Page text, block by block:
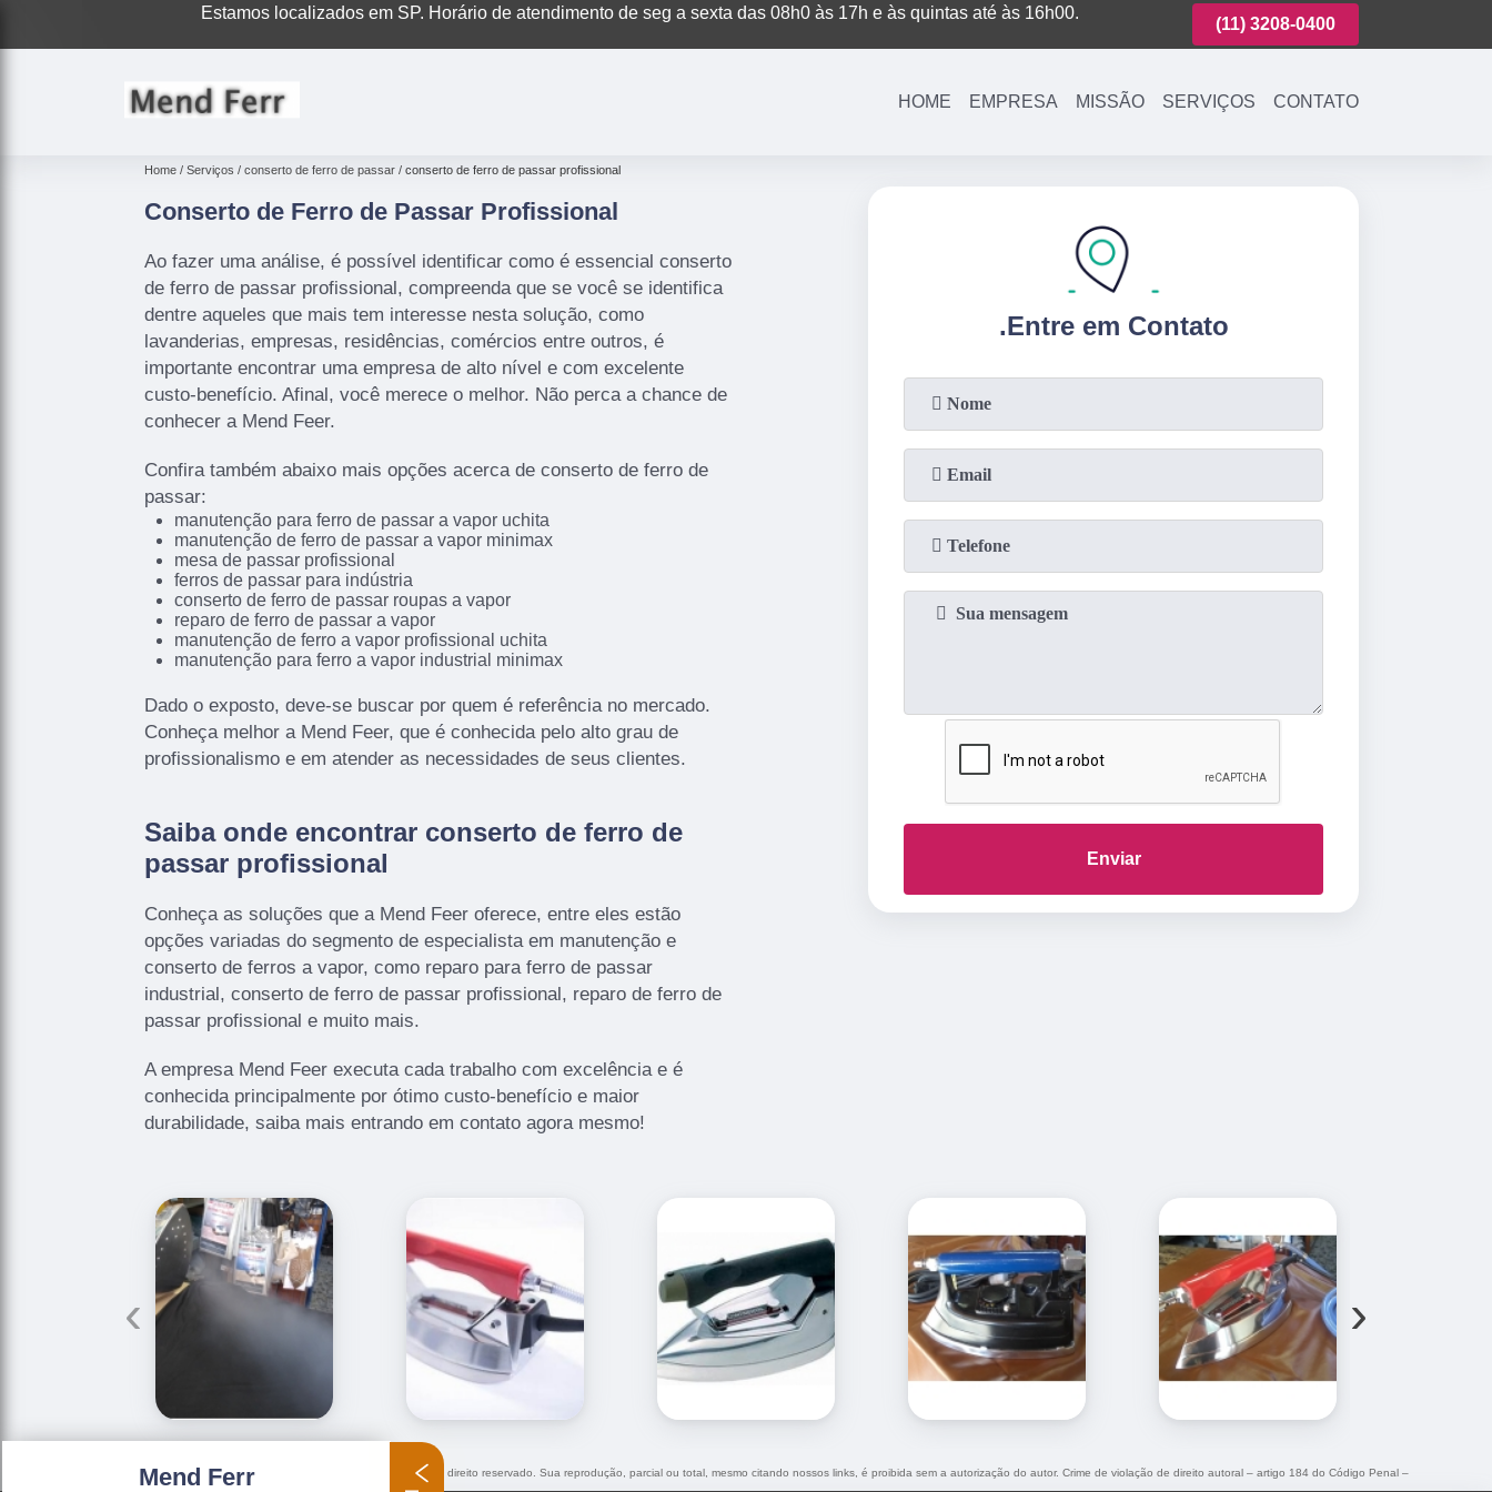
Estamos localizados em SP. Horário de atendimento de seg a sexta das 08h0 às 17h e às quintas até às 16h00.
(11)3221-7003 (11) 3208-0400 (11)3221-7003 (11) 3208-0400
HOME EMPRESA MISSÃO SERVIÇOS CONTATO
Home Serviços conserto de ferro de passar conserto de ferro de passar profissional
Conserto de Ferro de Passar Profissional
Ao fazer uma análise, é possível identificar como é essencial conserto
de ferro de passar profissional, compreenda que se você se identifica
dentre aqueles que mais tem interesse nesta solução, como
lavanderias, empresas, residências, comércios entre outros, é
importante encontrar uma empresa de alto nível e com excelente
custo-benefício. Afinal, você merece o melhor. Não perca a chance de
conhecer a Mend Feer.
Confira também abaixo mais opções acerca de conserto de ferro de
passar:
manutenção para ferro de passar a vapor uchita
manutenção de ferro de passar a vapor minimax
mesa de passar profissional
ferros de passar para indústria
conserto de ferro de passar roupas a vapor
reparo de ferro de passar a vapor
manutenção de ferro a vapor profissional uchita
manutenção para ferro a vapor industrial minimax
Dado o exposto, deve-se buscar por quem é referência no mercado.
Conheça melhor a Mend Feer, que é conhecida pelo alto grau de
profissionalismo e em atender as necessidades de seus clientes.
Saiba onde encontrar conserto de ferro de
passar profissional
Conheça as soluções que a Mend Feer oferece, entre eles estão
opções variadas do segmento de especialista em manutenção e
conserto de ferros a vapor, como reparo para ferro de passar
industrial, conserto de ferro de passar profissional, reparo de ferro de
passar profissional e muito mais.
A empresa Mend Feer executa cada trabalho com excelência e é
conhecida principalmente por ótimo custo-benefício e maior
durabilidade, saiba mais entrando em contato agora mesmo!
.Entre em Contato
Enviar
‹ ›
O conteúdo do texto "conserto de ferro de passar profissional
" é de direito reservado. Sua reprodução, parcial ou total, mesmo citando nossos links, é proibida sem a autorização do autor. Crime de violação de direito autoral – artigo 184 do Código Penal –
Lei 9610/98 - Lei de direitos autorais
Mend Ferr